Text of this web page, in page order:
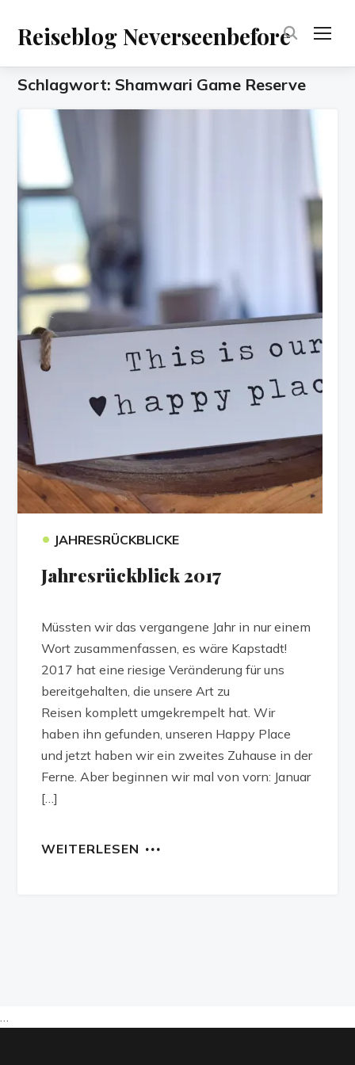
Reiseblog Neverseenbefore
Schlagwort: Shamwari Game Reserve
• JAHRESRÜCKBLICKE
Jahresrückblick 2017
Müssten wir das vergangene Jahr in nur einem
Wort zusammenfassen, es wäre Kapstadt!
2017 hat eine riesige Veränderung für uns
bereitgehalten, die unsere Art zu
Reisen komplett umgekrempelt hat. Wir
haben ihn gefunden, unseren Happy Place
und jetzt haben wir ein zweites Zuhause in der
Ferne. Aber beginnen wir mal von vorn: Januar
[…]
WEITERLESEN
…